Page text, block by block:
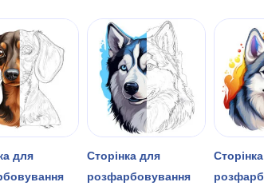
для
Сторінка для
розфарбовування